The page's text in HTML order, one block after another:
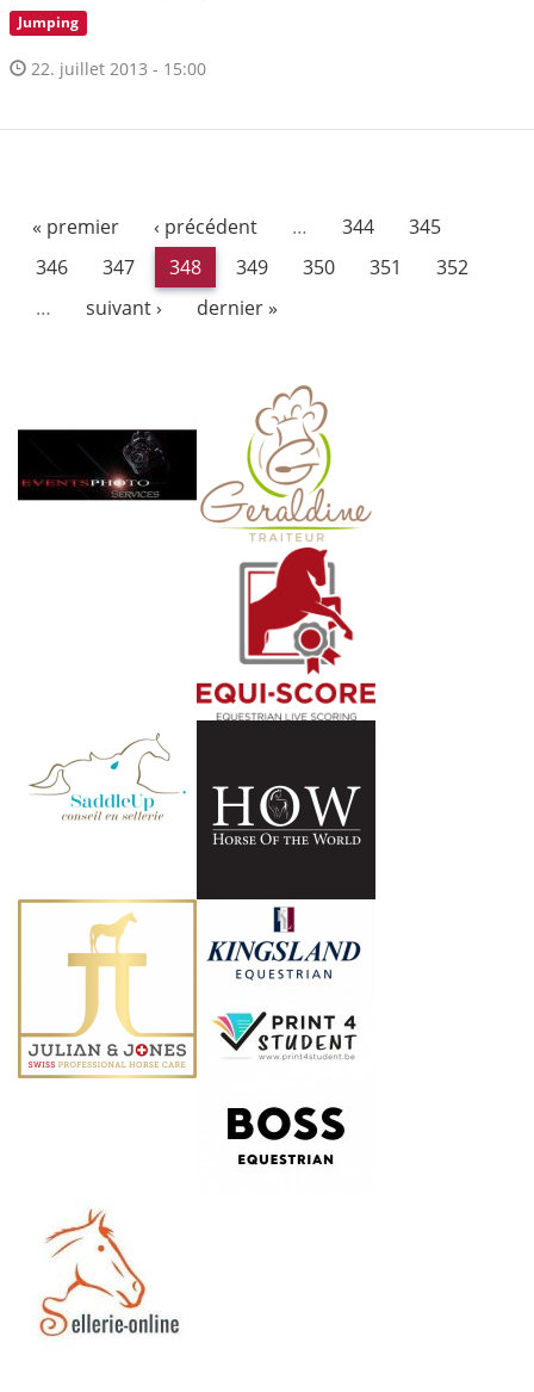
Jumping
22. juillet 2013 - 15:00
« premier ‹ précédent … 344
345
346
347 348 349 350 351
352
…
suivant › dernier »